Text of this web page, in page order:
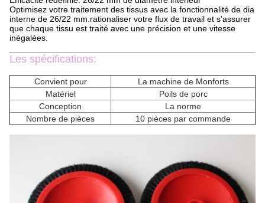
Optimisez votre traitement des tissus avec la fonctionnalité de dia
interne de 26/22 mm.rationaliser votre flux de travail et s'assurer
que chaque tissu est traité avec une précision et une vitesse
inégalées.
Les spécifications:
Convient pour
La machine de Monforts
Matériel
Poils de porc
Conception
La norme
Nombre de pièces
10 pièces par commande